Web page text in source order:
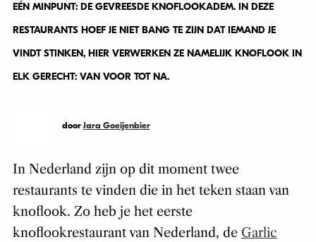
EÉN MINPUNT: DE GEVREESDE KNOFLOOKADEM. IN DEZE
RESTAURANTS HOEF JE NIET BANG TE ZIJN DAT IEMAND JE
VINDT STINKEN, HIER VERWERKEN ZE NAMELIJK KNOFLOOK IN
ELK GERECHT: VAN VOOR TOT NA.
door Jara Goeijenbier
In Nederland zijn op dit moment twee
restaurants te vinden die in het teken staan van
knoflook. Zo heb je het eerste
knoflookrestaurant van Nederland, de Garlic